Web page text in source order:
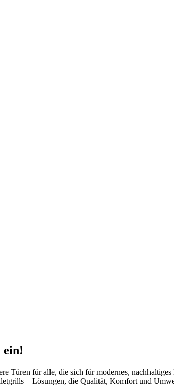
ein!
Türen für alle, die sich für modernes,
– Lösungen, die Qualität, Komfort und